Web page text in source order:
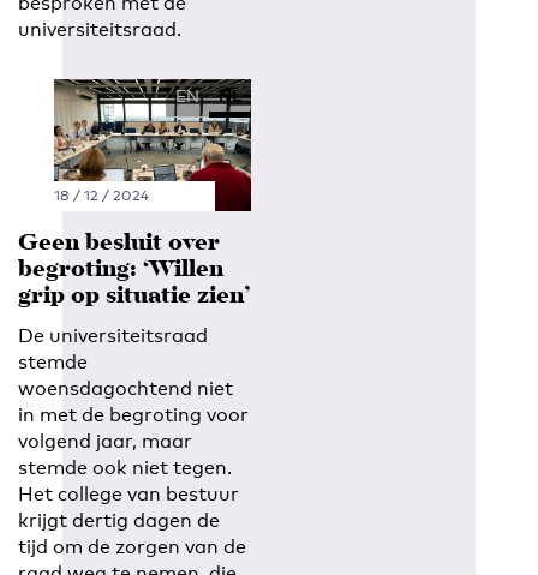
universiteitsraad.
EN NL
18 / 12 / 2024
Geen besluit over
begroting: ‘Willen
grip op situatie zien’
De universiteitsraad
stemde
woensdagochtend niet
in met de begroting voor
volgend jaar, maar
stemde ook niet tegen.
Het college van bestuur
krijgt dertig dagen de
tijd om de zorgen van de